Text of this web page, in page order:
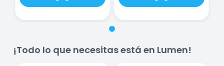
¡Todo lo que necesitas está en Lumen!